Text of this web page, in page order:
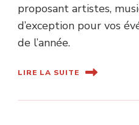
proposant artistes,
d’exception pour vos
de l’année.
LIRE LA SUITE